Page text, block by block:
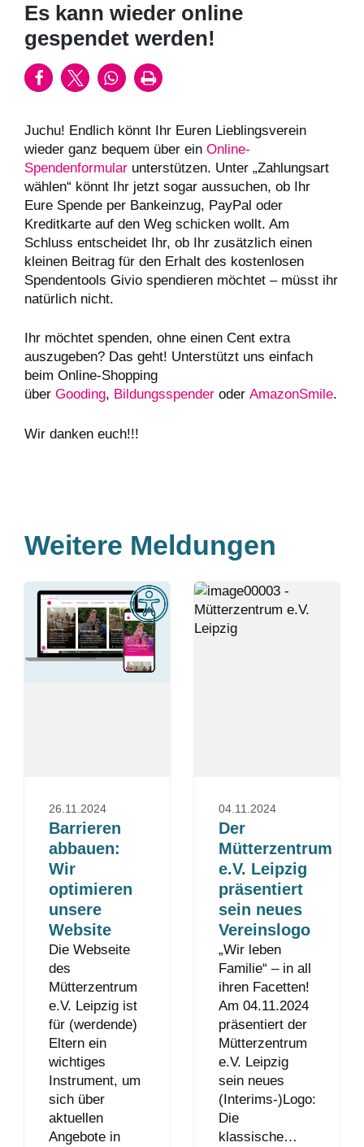
Es kann wieder online
gespendet werden!
Juchu! Endlich könnt Ihr Euren Lieblingsverein
wieder ganz bequem über ein Online-
Spendenformular unterstützen. Unter „Zahlungsart
wählen“ könnt Ihr jetzt sogar aussuchen, ob Ihr
Eure Spende per Bankeinzug, PayPal oder
Kreditkarte auf den Weg schicken wollt. Am
Schluss entscheidet Ihr, ob Ihr zusätzlich einen
kleinen Beitrag für den Erhalt des kostenlosen
Spendentools Givio spendieren möchtet – müsst ihr
natürlich nicht.
Ihr möchtet spenden, ohne einen Cent extra
auszugeben? Das geht! Unterstützt uns einfach
beim Online-Shopping
über Gooding, Bildungsspender oder AmazonSmile.
Wir danken euch!!!
Weitere Meldungen
26.11.2024
Barrieren
abbauen:
Wir
optimieren
unsere
Website
Die Webseite
des
Mütterzentrum
e.V. Leipzig ist
für (werdende)
Eltern ein
wichtiges
Instrument, um
sich über
aktuellen
Angebote in
04.11.2024
Der
Mütterzentrum
e.V. Leipzig
präsentiert
sein neues
Vereinslogo
„Wir leben
Familie“ – in all
ihren Facetten!
Am 04.11.2024
präsentiert der
Mütterzentrum
e.V. Leipzig
sein neues
(Interims-)Logo:
Die
klassische…